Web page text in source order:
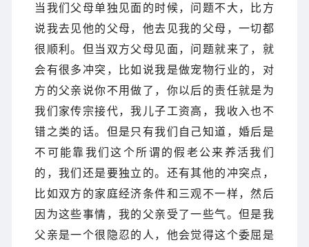
当我们父母单独见面的时候，问题不大，比方
说我去见他的父母，他去见我的父母，一切都
很顺利。但当双方父母见面，问题就来了，就
会有很多冲突，比如说我是做宠物行业的，对
方的父亲说你不用做了，你以后的责任就是为
我们家传宗接代，我儿子工资高，我收入也不
错之类的话。但是只有我们自己知道，婚后是
不可能靠我们这个所谓的假老公来养活我们
的，我们还是要独立的。还有其他的冲突点，
比如双方的家庭经济条件和三观不一样，然后
因为这些事情，我的父亲受了一些气。但是我
父亲是一个很隐忍的人，他会觉得这个委屈是